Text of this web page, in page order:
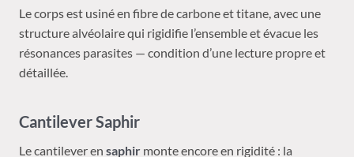
Le corps est usiné en fibre de carbone et titane, avec une
structure alvéolaire qui rigidifie l’ensemble et évacue les
résonances parasites — condition d’une lecture propre et
détaillée.
Cantilever Saphir
Le cantilever en saphir monte encore en rigidité : la